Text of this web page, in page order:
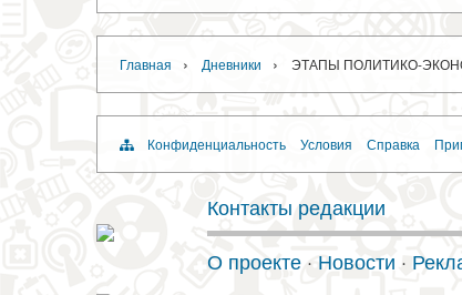
Главная › Дневники › ЭТАПЫ ПОЛИТИКО-
Конфиденциальность Условия Справка
Контакты редакции
О проекте · Новости ·